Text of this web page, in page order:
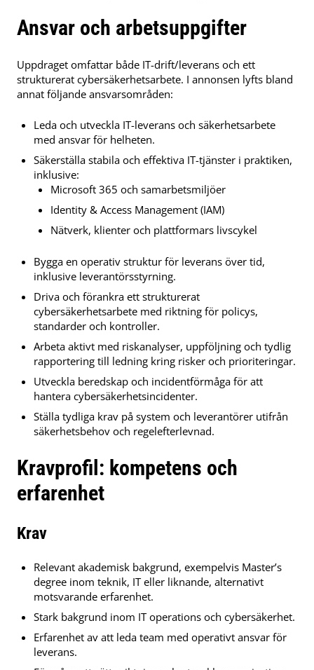
Ansvar och arbetsuppgifter
Uppdraget omfattar både IT-drift/leverans och ett
strukturerat cybersäkerhetsarbete. I annonsen lyfts bland
annat följande ansvarsområden:
Leda och utveckla IT-leverans och säkerhetsarbete
med ansvar för helheten.
Säkerställa stabila och effektiva IT-tjänster i praktiken,
inklusive:
Microsoft 365 och samarbetsmiljöer
Identity & Access Management (IAM)
Nätverk, klienter och plattformars livscykel
Bygga en operativ struktur för leverans över tid,
inklusive leverantörsstyrning.
Driva och förankra ett strukturerat
cybersäkerhetsarbete med riktning för policys,
standarder och kontroller.
Arbeta aktivt med riskanalyser, uppföljning och tydlig
rapportering till ledning kring risker och prioriteringar.
Utveckla beredskap och incidentförmåga för att
hantera cybersäkerhetsincidenter.
Ställa tydliga krav på system och leverantörer utifrån
säkerhetsbehov och regelefterlevnad.
Kravprofil: kompetens och
erfarenhet
Krav
Relevant akademisk bakgrund, exempelvis Master’s
degree inom teknik, IT eller liknande, alternativt
motsvarande erfarenhet.
Stark bakgrund inom IT operations och cybersäkerhet.
Erfarenhet av att leda team med operativt ansvar för
leverans.